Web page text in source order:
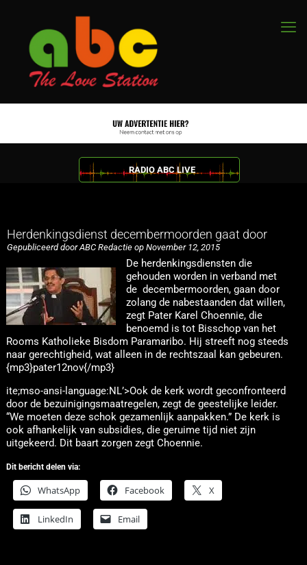
RADIO ABC LIVE
Herdenkingsdienst decembermoorden gaat door
Gepubliceerd door ABC Redactie op November 12, 2015
De herdenkingsdiensten die
gehouden worden in verband met
de decembermoorden, gaan door
zolang de nabestaanden dat willen,
zegt Pater Karel Choennie, die
benoemd is tot Bisschop van het
Rooms Katholieke Bisdom Paramaribo. Hij streeft nog steeds
naar gerechtigheid, wat alleen in de rechtszaal kan gebeuren.
{mp3}pater12nov{/mp3}
ite;mso-ansi-language:NL’>Ook de kerk wordt geconfronteerd
door de bezuinigingsmaatregelen, zegt de geestelijke leider.
“We moeten deze schok gezamenlijk aanpakken.” De kerk is
ook afhankelijk van subsidies, die geruime tijd niet zijn
uitgekeerd. Dit baart zorgen zegt Choennie.
Dit bericht delen via:
WhatsApp Facebook X
LinkedIn Email